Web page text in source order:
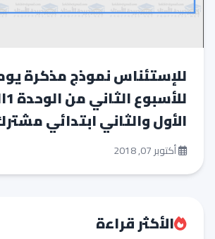
للإستئناس نموذج مذكرة
الأول والثاني ابتدائي
أكتوبر 07, 2018
الأكثر قراءة